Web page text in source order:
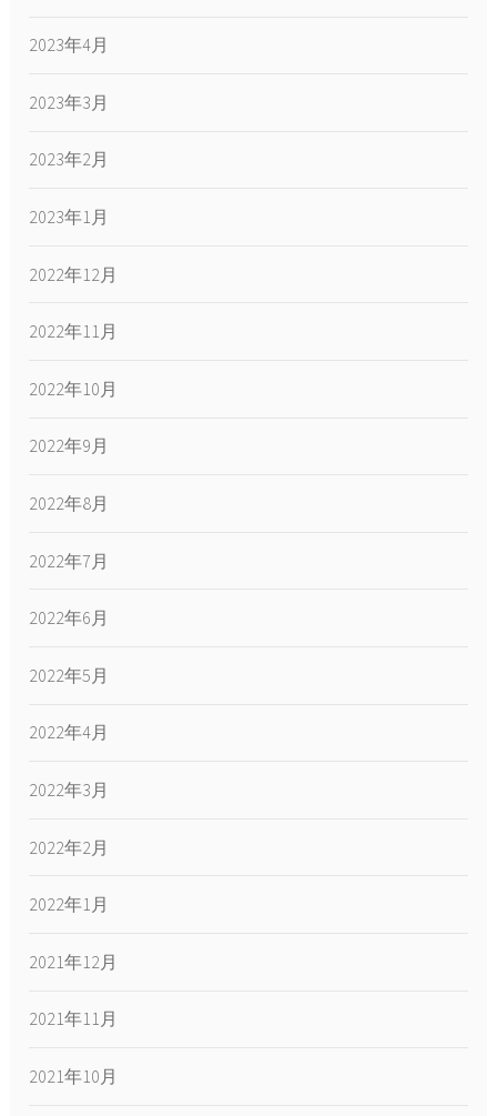
2023年4月
2023年3月
2023年2月
2023年1月
2022年12月
2022年11月
2022年10月
2022年9月
2022年8月
2022年7月
2022年6月
2022年5月
2022年4月
2022年3月
2022年2月
2022年1月
2021年12月
2021年11月
2021年10月